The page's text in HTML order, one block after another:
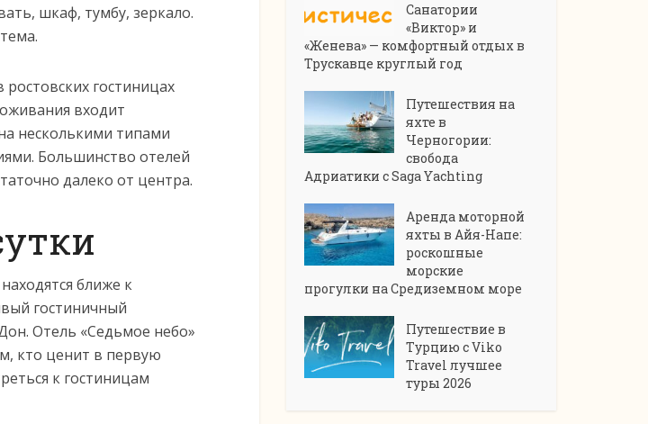
шкаф, тумбу, зеркало.
гостиницах
входит
несколькими типами
Большинство отелей
далеко от центра.
ближе к
гостиничный
Отель «Седьмое небо»
кто ценит в первую
к гостиницам
Санатории
«Виктор» и
«Женева» — комфортный отдых в
Трускавце круглый год
Путешествия на
яхте в
Черногории:
свобода
Адриатики с Saga Yachting
Аренда моторной
яхты в Айя-Напе:
роскошные
морские
прогулки на Средиземном море
Путешествие в
Турцию с Viko
Travel лучшее
туры 2026